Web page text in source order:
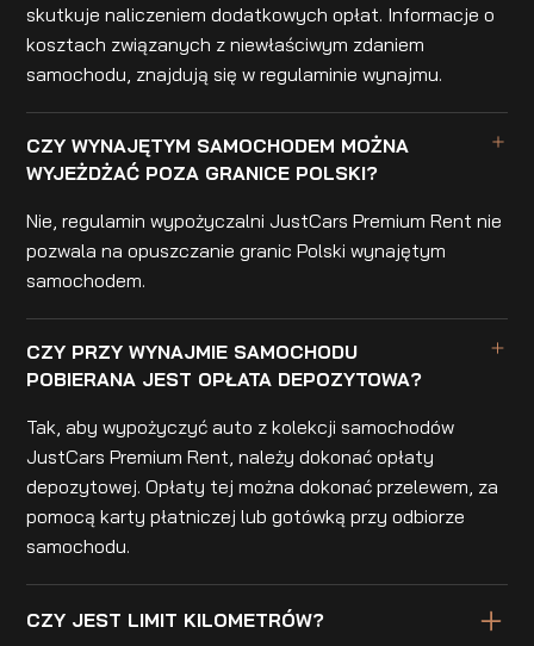
skutkuje naliczeniem dodatkowych opłat. Informacje o
kosztach związanych z niewłaściwym zdaniem
samochodu, znajdują się w regulaminie wynajmu.
CZY WYNAJĘTYM SAMOCHODEM MOŻNA
WYJEŻDŻAĆ POZA GRANICE POLSKI?
Nie, regulamin wypożyczalni JustCars Premium Rent nie
pozwala na opuszczanie granic Polski wynajętym
samochodem.
CZY PRZY WYNAJMIE SAMOCHODU
POBIERANA JEST OPŁATA DEPOZYTOWA?
Tak, aby wypożyczyć auto z kolekcji samochodów
JustCars Premium Rent, należy dokonać opłaty
depozytowej. Opłaty tej można dokonać przelewem, za
pomocą karty płatniczej lub gotówką przy odbiorze
samochodu.
CZY JEST LIMIT KILOMETRÓW?